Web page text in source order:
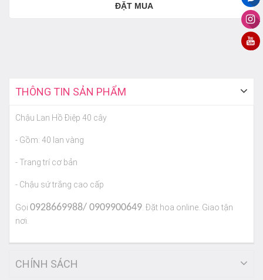
ĐẶT MUA
THÔNG TIN SẢN PHẨM
Chậu Lan Hồ Điệp 40 cây
- Gồm: 40 lan vàng
- Trang trí cơ bản
- Chậu sứ trắng cao cấp
Gọi 0928669988/ 0909900649 . Đặt hoa online. Giao tận
nơi.
CHÍNH SÁCH